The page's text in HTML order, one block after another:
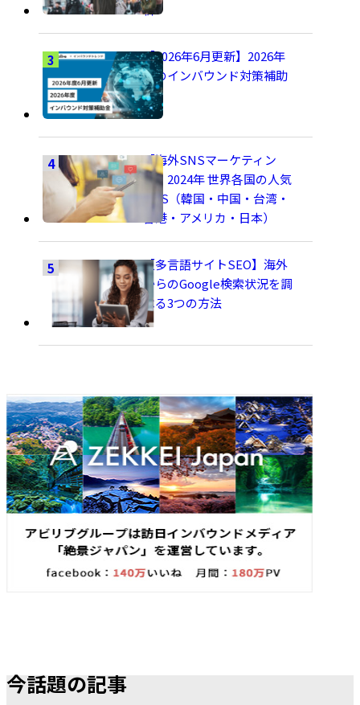
析
【2026年6月更新】2026年
度のインバウンド対策補助
金
【海外SNSマーケティン
グ】2024年 世界各国の人気
SNS（韓国・中国・台湾・
香港・アメリカ・日本）
【多言語サイトSEO】海外
からのGoogle検索状況を調
べる3つの方法
今話題の記事